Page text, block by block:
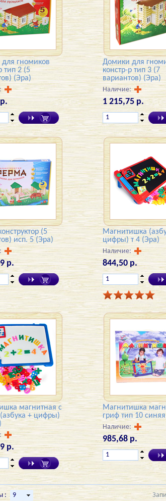
гномиков
тип 2 (5
(Эра)
Домики для
констр-р тип 3 (7
вариантов) (Эра)
Наличие:
1 215,75 р.
(5
исп. 5 (Эра)
р.
Магнитишка
цифры) т 4 (Эра)
Наличие:
844,50 р.
магнитная с
+ цифры)
р.
Магнитишка
гриф тип 10
Наличие:
985,68 р.
: